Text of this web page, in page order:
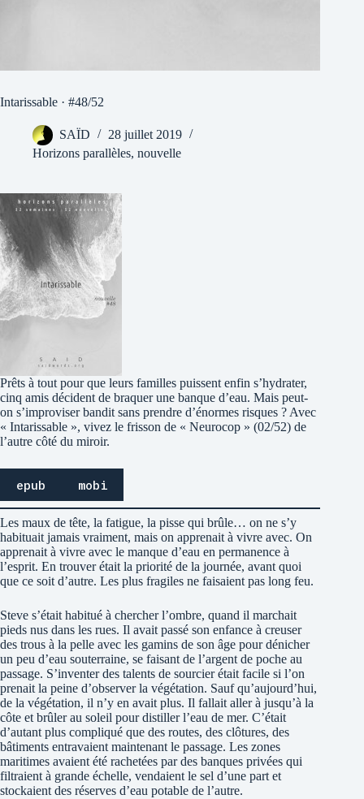
Intarissable · #48/52
SAÏD
28 juillet 2019
Horizons parallèles, nouvelle
Prêts à tout pour que leurs familles puissent enfin s’hydrater,
cinq amis décident de braquer une banque d’eau. Mais peut-
on s’improviser bandit sans prendre d’énormes risques ? Avec
« Intarissable », vivez le frisson de « Neurocop » (02/52) de
l’autre côté du miroir.
epub mobi
Les maux de tête, la fatigue, la pisse qui brûle… on ne s’y
habituait jamais vraiment, mais on apprenait à vivre avec. On
apprenait à vivre avec le manque d’eau en permanence à
l’esprit. En trouver était la priorité de la journée, avant quoi
que ce soit d’autre. Les plus fragiles ne faisaient pas long feu.
Steve s’était habitué à chercher l’ombre, quand il marchait
pieds nus dans les rues. Il avait passé son enfance à creuser
des trous à la pelle avec les gamins de son âge pour dénicher
un peu d’eau souterraine, se faisant de l’argent de poche au
passage. S’inventer des talents de sourcier était facile si l’on
prenait la peine d’observer la végétation. Sauf qu’aujourd’hui,
de la végétation, il n’y en avait plus. Il fallait aller à jusqu’à la
côte et brûler au soleil pour distiller l’eau de mer. C’était
d’autant plus compliqué que des routes, des clôtures, des
bâtiments entravaient maintenant le passage. Les zones
maritimes avaient été rachetées par des banques privées qui
filtraient à grande échelle, vendaient le sel d’une part et
stockaient des réserves d’eau potable de l’autre.